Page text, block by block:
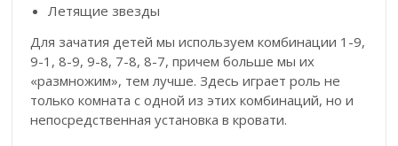
Летящие звезды
Для зачатия детей мы используем комбинации 1-9,
9-1, 8-9, 9-8, 7-8, 8-7, причем больше мы их
«размножим», тем лучше. Здесь играет роль не
только комната с одной из этих комбинаций, но и
непосредственная установка в кровати.